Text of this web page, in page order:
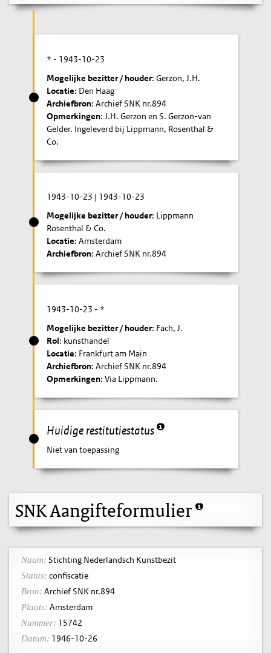
* - 1943-10-23
Mogelijke bezitter / houder: Gerzon, J.H.
Locatie: Den Haag
Archiefbron: Archief SNK nr.894
Opmerkingen: J.H. Gerzon en S. Gerzon-van
Gelder. Ingeleverd bij Lippmann, Rosenthal &
Co.
1943-10-23 | 1943-10-23
Mogelijke bezitter / houder: Lippmann
Rosenthal & Co.
Locatie: Amsterdam
Archiefbron: Archief SNK nr.894
1943-10-23 - *
Mogelijke bezitter / houder: Fach, J.
Rol: kunsthandel
Locatie: Frankfurt am Main
Archiefbron: Archief SNK nr.894
Opmerkingen: Via Lippmann.
Huidige restitutiestatus
Niet van toepassing
SNK Aangifteformulier
Naam: Stichting Nederlandsch Kunstbezit
Status: confiscatie
Bron: Archief SNK nr.894
Plaats: Amsterdam
Nummer: 15742
Datum: 1946-10-26